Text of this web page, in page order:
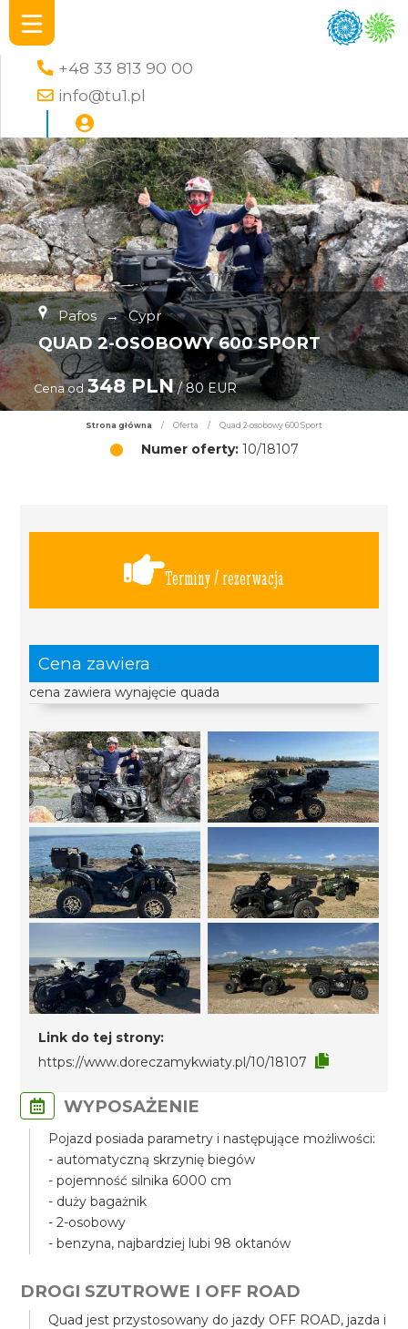
+48 33 813 90 00
info@tu1.pl
Pafos → Cypr
QUAD 2-OSOBOWY 600 SPORT
Cena od 348 PLN/ 80 EUR
Strona główna / Oferta / Quad 2-osobowy 600 Sport
Numer oferty:10/18107
Terminy / rezerwacja
Cena zawiera
cena zawiera wynajęcie quada
Link do tej strony:
https://www.doreczamykwiaty.pl/10/18107
WYPOSAŻENIE
Pojazd posiada parametry i następujące możliwości:
- automatyczną skrzynię biegów
- pojemność silnika 6000 cm
- duży bagażnik
- 2-osobowy
- benzyna, najbardziej lubi 98 oktanów
DROGI SZUTROWE I OFF ROAD
Quad jest przystosowany do jazdy OFF ROAD, jazda i